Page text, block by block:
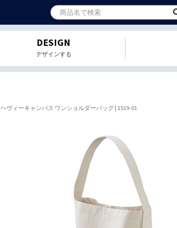
DESIGN
デザインする
ヘヴィーキャンバス ワンショルダーバッグ | 1519-01